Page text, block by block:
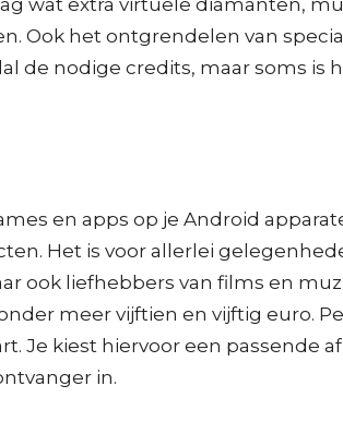
wat extra virtuele diamanten,
Ook het ontgrendelen van
de nodige credits, maar soms
en apps op je Android
Het is voor allerlei
ook liefhebbers van films en
meer vijftien en vijftig euro.
Je kiest hiervoor een passende
in.